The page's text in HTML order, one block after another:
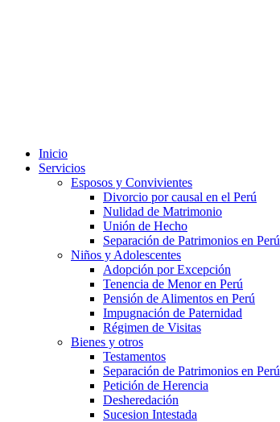
Inicio
Servicios
Esposos y Convivientes
Divorcio por causal en el Perú
Nulidad de Matrimonio
Unión de Hecho
Separación de Patrimonios en Perú
Niños y Adolescentes
Adopción por Excepción
Tenencia de Menor en Perú
Pensión de Alimentos en Perú
Impugnación de Paternidad
Régimen de Visitas
Bienes y otros
Testamentos
Separación de Patrimonios en Perú
Petición de Herencia
Desheredación
Sucesion Intestada